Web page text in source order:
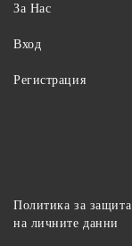
За Нас
Вход
Регистрация
Политика за защита
на личните данни